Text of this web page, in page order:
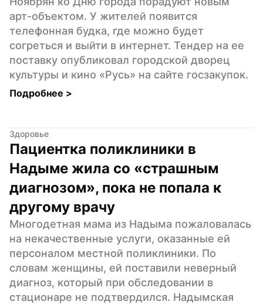
арт-объектом. У жителей появится
телефонная будка, где можно будет
согреться и выйти в интернет. Тендер на ее
поставку опубликовал городской дворец
культуры и кино «Русь» на сайте госзакупок.
Подробнее >
Здоровье
Пациентка поликлиники в
Надыме жила со «страшным
диагнозом», пока не попала к
другому врачу
Многодетная мама из Надыма пожаловалась
на некачественные услуги, оказанные ей
персоналом местной поликлиники. По
словам женщины, ей поставили неверный
диагноз, который при обследовании в
стационаре не подтвердился. Надымская